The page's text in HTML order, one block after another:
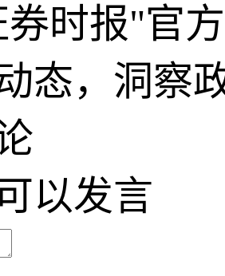
时报"官
态，洞察
以发言